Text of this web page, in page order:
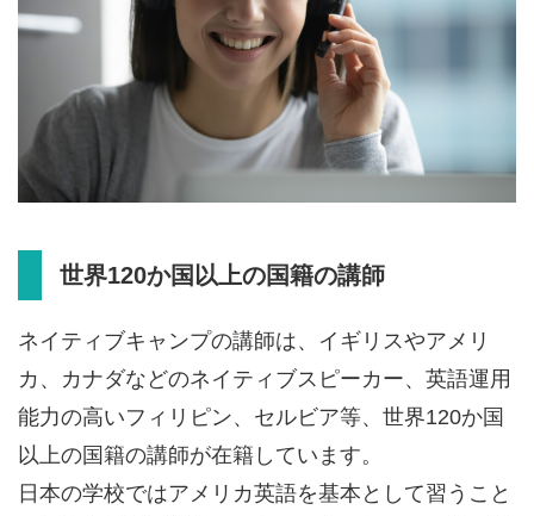
世界120か国以上の国籍の講師
ネイティブキャンプの講師は、イギリスやアメリ
カ、カナダなどのネイティブスピーカー、英語運用
能力の高いフィリピン、セルビア等、世界120か国
以上の国籍の講師が在籍しています。
日本の学校ではアメリカ英語を基本として習うこと